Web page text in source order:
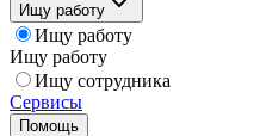
Ищу работу
Ищу работу
Ищу работу
Ищу сотрудника
Сервисы
Помощь